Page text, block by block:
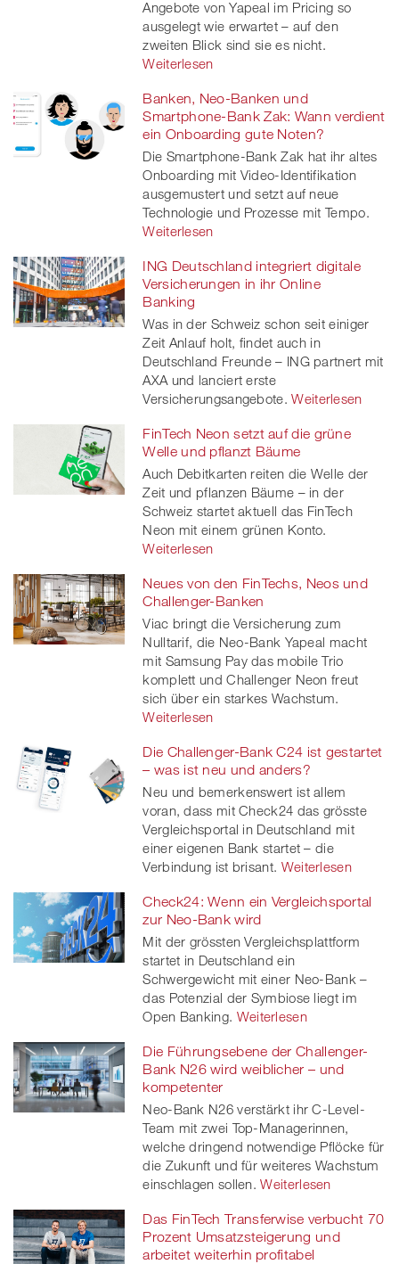
Angebote von Yapeal im Pricing so
ausgelegt wie erwartet – auf den
zweiten Blick sind sie es nicht.
Weiterlesen
Banken, Neo-Banken und
Smartphone-Bank Zak: Wann verdient
ein Onboarding gute Noten?
Die Smartphone-Bank Zak hat ihr altes
Onboarding mit Video-Identifikation
ausgemustert und setzt auf neue
Technologie und Prozesse mit Tempo.
Weiterlesen
ING Deutschland integriert digitale
Versicherungen in ihr Online
Banking
Was in der Schweiz schon seit einiger
Zeit Anlauf holt, findet auch in
Deutschland Freunde – ING partnert mit
AXA und lanciert erste
Versicherungsangebote. Weiterlesen
FinTech Neon setzt auf die grüne
Welle und pflanzt Bäume
Auch Debitkarten reiten die Welle der
Zeit und pflanzen Bäume – in der
Schweiz startet aktuell das FinTech
Neon mit einem grünen Konto.
Weiterlesen
Neues von den FinTechs, Neos und
Challenger-Banken
Viac bringt die Versicherung zum
Nulltarif, die Neo-Bank Yapeal macht
mit Samsung Pay das mobile Trio
komplett und Challenger Neon freut
sich über ein starkes Wachstum.
Weiterlesen
Die Challenger-Bank C24 ist gestartet
– was ist neu und anders?
Neu und bemerkenswert ist allem
voran, dass mit Check24 das grösste
Vergleichsportal in Deutschland mit
einer eigenen Bank startet – die
Verbindung ist brisant. Weiterlesen
Check24: Wenn ein Vergleichsportal
zur Neo-Bank wird
Mit der grössten Vergleichsplattform
startet in Deutschland ein
Schwergewicht mit einer Neo-Bank –
das Potenzial der Symbiose liegt im
Open Banking. Weiterlesen
Die Führungsebene der Challenger-
Bank N26 wird weiblicher – und
kompetenter
Neo-Bank N26 verstärkt ihr C-Level-
Team mit zwei Top-Managerinnen,
welche dringend notwendige Pflöcke für
die Zukunft und für weiteres Wachstum
einschlagen sollen. Weiterlesen
Das FinTech Transferwise verbucht 70
Prozent Umsatzsteigerung und
arbeitet weiterhin profitabel